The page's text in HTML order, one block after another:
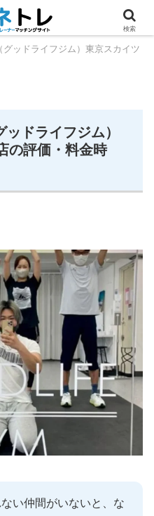
ッドライフジム）東京スカイツ
ドライフジム）
の評価・料金時
い仲間がいないと、な
検索